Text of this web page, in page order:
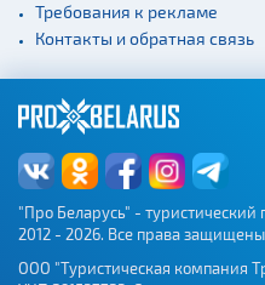
Требования к рекламе
Контакты и обратная связь
"Про Беларусь" - туристический
2012 - 2026. Все права
ООО "Туристическая компания